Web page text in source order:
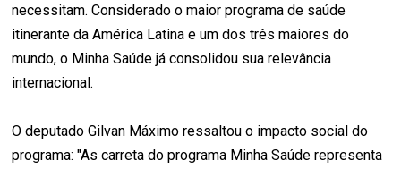
necessitam. Considerado o maior programa de saúde
itinerante da América Latina e um dos três maiores do
mundo, o Minha Saúde já consolidou sua relevância
internacional.
O deputado Gilvan Máximo ressaltou o impacto social do
programa: "As carreta do programa Minha Saúde representa